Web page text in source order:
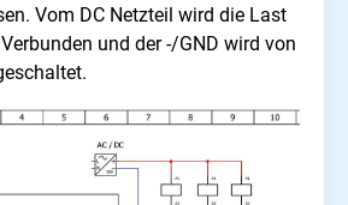
Vom DC Netzteil wird die Last
und der -/GND wird von